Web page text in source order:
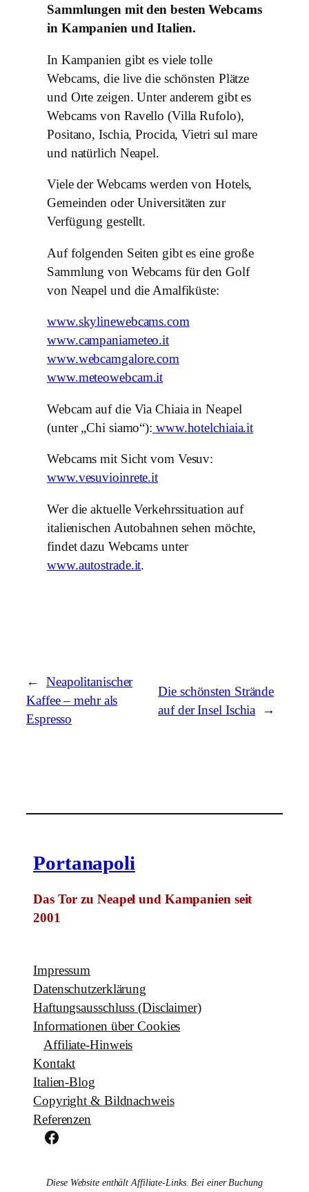
Sammlungen mit den besten Webcams
in Kampanien und Italien.
In Kampanien gibt es viele tolle
Webcams, die live die schönsten Plätze
und Orte zeigen. Unter anderem gibt es
Webcams von Ravello (Villa Rufolo),
Positano, Ischia, Procida, Vietri sul mare
und natürlich Neapel.
Viele der Webcams werden von Hotels,
Gemeinden oder Universitäten zur
Verfügung gestellt.
Auf folgenden Seiten gibt es eine große
Sammlung von Webcams für den Golf
von Neapel und die Amalfiküste:
www.skylinewebcams.com
www.campaniameteo.it
www.webcamgalore.com
www.meteowebcam.it
Webcam auf die Via Chiaia in Neapel
(unter „Chi siamo“): www.hotelchiaia.it
Webcams mit Sicht vom Vesuv:
www.vesuvioinrete.it
Wer die aktuelle Verkehrssituation auf
italienischen Autobahnen sehen möchte,
findet dazu Webcams unter
www.autostrade.it.
←
Neapolitanischer
Kaffee – mehr als
Espresso
Die schönsten Strände
auf der Insel Ischia
→
Portanapoli
Das Tor zu Neapel und Kampanien seit
2001
Impressum
Datenschutzerklärung
Haftungsausschluss (Disclaimer)
Informationen über Cookies
Affiliate-Hinweis
Kontakt
Italien-Blog
Copyright & Bildnachweis
Referenzen
Facebook
Diese Website enthält Affiliate-Links. Bei einer Buchung